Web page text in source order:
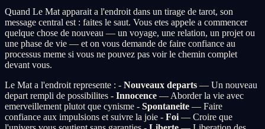
Quand Le Mat apparait a l'endroit dans un tirage de tarot, son
message central est : faites le saut. Vous etes appele a commencer
quelque chose de nouveau — un voyage, une relation, un projet ou
une phase de vie — et on vous demande de faire confiance au
processus meme si vous ne pouvez pas voir le chemin complet
devant vous.
Le Mat a l'endroit represente : - Nouveaux departs — Un nouveau
depart rempli de possibilites - Innocence — Aborder la vie avec
emerveillement plutot que cynisme - Spontaneite — Faire
confiance aux impulsions et suivre la joie - Foi — Croire que